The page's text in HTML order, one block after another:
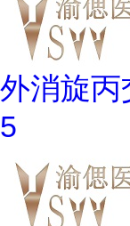
外消旋丙
5